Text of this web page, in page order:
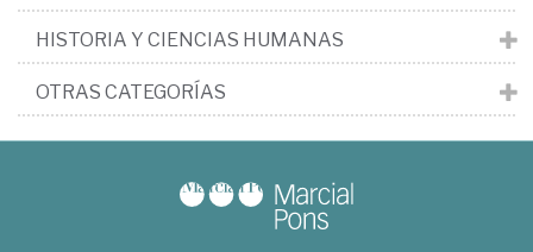
HISTORIA Y CIENCIAS HUMANAS
OTRAS CATEGORÍAS